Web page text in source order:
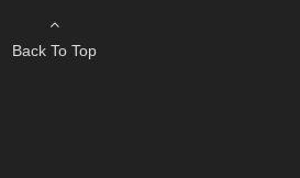
Back To Top